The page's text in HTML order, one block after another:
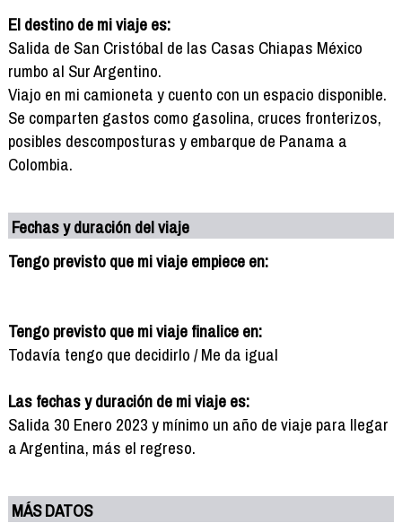
El destino de mi viaje es:
Salida de San Cristóbal de las Casas Chiapas México
rumbo al Sur Argentino.
Viajo en mi camioneta y cuento con un espacio disponible.
Se comparten gastos como gasolina, cruces fronterizos,
posibles descomposturas y embarque de Panama a
Colombia.
Fechas y duración del viaje
Tengo previsto que mi viaje empiece en:
Tengo previsto que mi viaje finalice en:
Todavía tengo que decidirlo / Me da igual
Las fechas y duración de mi viaje es:
Salida 30 Enero 2023 y mínimo un año de viaje para llegar
a Argentina, más el regreso.
MÁS DATOS